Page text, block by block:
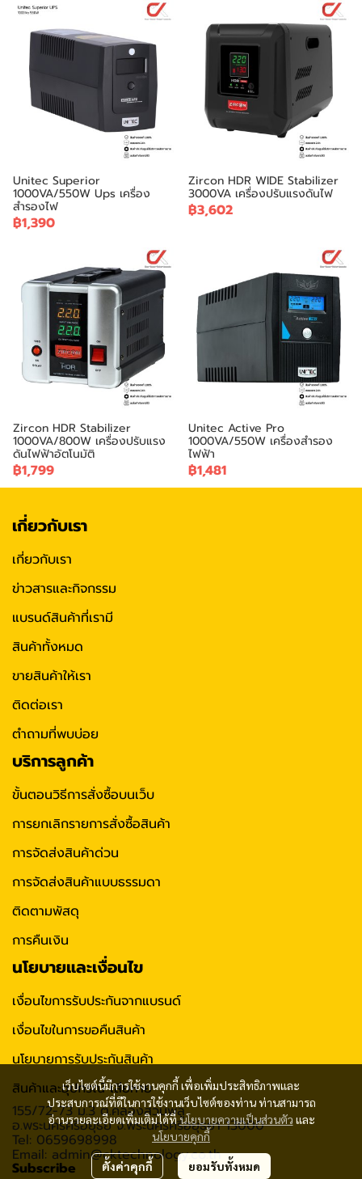
Unitec Superior
1000VA/550W Ups เครื่อง
สำรองไฟ
฿1,390
Zircon HDR WIDE Stabilizer
3000VA เครื่องปรับแรงดันไฟ
฿3,602
Zircon HDR Stabilizer
1000VA/800W เครื่องปรับแรง
ดันไฟฟ้าอัตโนมัติ
฿1,799
Unitec Active Pro
1000VA/550W เครื่องสำรอง
ไฟฟ้า
฿1,481
เว็บไซต์นี้มีการใช้งานคุกกี้ เพื่อเพิ่มประสิทธิภาพและ
ประสบการณ์ที่ดีในการใช้งานเว็บไซต์ของท่าน ท่านสามารถ
อ่านรายละเอียดเพิ่มเติมได้ที่นโยบายความเป็นส่วนตัว และ
นโยบายคุกกี้
ตั้งค่าคุกกี้ ยอมรับทั้งหมด
เกี่ยวกับเรา
เกี่ยวกับเรา
ข่าวสารและกิจกรรม
แบรนด์สินค้าที่เรามี
สินค้าทั้งหมด
ขายสินค้าให้เรา
ติดต่อเรา
ตำถามที่พบบ่อย
บริการลูกค้า
ขั้นตอนวิธีการสั่งซื้อบนเว็บ
การยกเลิกรายการสั่งซื้อสินค้า
การจัดส่งสินค้าด่วน
การจัดส่งสินค้าแบบธรรมดา
ติดตามพัสดุ
การคืนเงิน
นโยบายและเงื่อนไข
เงื่อนไขการรับประกันจากแบรนด์
เงื่อนไขในการขอคืนสินค้า
นโยบายการรับประกันสินค้า
สินค้าและอุปกรณ์ เสียหาย
155/72-73 ม.3 ต.คลองสวนพลู
อ.พระนครศรีอยุธย จ.พระนครศรีอยุธยา 13000
Tel: 0659698998
Email: admin@cktechnology.co.th
Subscribe